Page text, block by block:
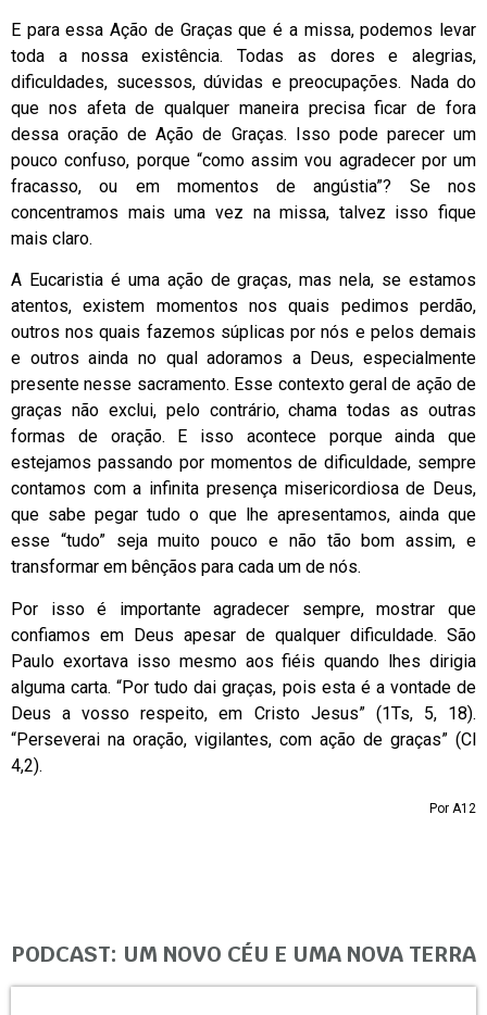
E para essa Ação de Graças que é a missa, podemos levar
toda a nossa existência. Todas as dores e alegrias,
dificuldades, sucessos, dúvidas e preocupações. Nada do
que nos afeta de qualquer maneira precisa ficar de fora
dessa oração de Ação de Graças. Isso pode parecer um
pouco confuso, porque “como assim vou agradecer por um
fracasso, ou em momentos de angústia”? Se nos
concentramos mais uma vez na missa, talvez isso fique
mais claro.
A Eucaristia é uma ação de graças, mas nela, se estamos
atentos, existem momentos nos quais pedimos perdão,
outros nos quais fazemos súplicas por nós e pelos demais
e outros ainda no qual adoramos a Deus, especialmente
presente nesse sacramento. Esse contexto geral de ação de
graças não exclui, pelo contrário, chama todas as outras
formas de oração. E isso acontece porque ainda que
estejamos passando por momentos de dificuldade, sempre
contamos com a infinita presença misericordiosa de Deus,
que sabe pegar tudo o que lhe apresentamos, ainda que
esse “tudo” seja muito pouco e não tão bom assim, e
transformar em bênçãos para cada um de nós.
Por isso é importante agradecer sempre, mostrar que
confiamos em Deus apesar de qualquer dificuldade. São
Paulo exortava isso mesmo aos fiéis quando lhes dirigia
alguma carta. “Por tudo dai graças, pois esta é a vontade de
Deus a vosso respeito, em Cristo Jesus” (1Ts, 5, 18).
“Perseverai na oração, vigilantes, com ação de graças” (Cl
4,2).
Por A12
PODCAST: UM NOVO CÉU E UMA NOVA TERRA